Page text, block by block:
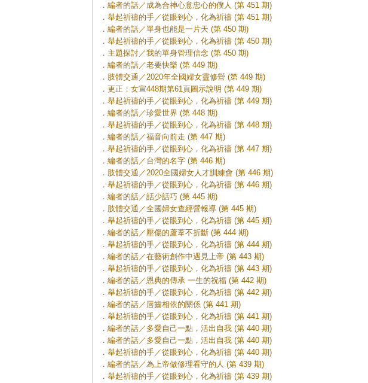
． 編者的話／成為合神心意忠心的僕人 (第 451 期)
． 舉起祈禱的手／從眼到心，化為祈禱 (第 451 期)
． 編者的話／單身也能是一片天 (第 450 期)
． 舉起祈禱的手／從眼到心，化為祈禱 (第 450 期)
． 主題探討／我的單身管理信念 (第 450 期)
． 編者的話／老要快樂 (第 449 期)
． 肢體交通／2020年全國婦女靈修營 (第 449 期)
． 更正：女宣448期第61頁圖示說明 (第 449 期)
． 舉起祈禱的手／從眼到心，化為祈禱 (第 449 期)
． 編者的話／珍愛世界 (第 448 期)
． 舉起祈禱的手／從眼到心，化為祈禱 (第 448 期)
． 編者的話／福音向前走 (第 447 期)
． 舉起祈禱的手／從眼到心，化為祈禱 (第 447 期)
． 編者的話／台灣的名字 (第 446 期)
． 肢體交通／2020全國婦女人才訓練會 (第 446 期)
． 舉起祈禱的手／從眼到心，化為祈禱 (第 446 期)
． 編者的話／話少話巧 (第 445 期)
． 肢體交通／全國婦女查經營報導 (第 445 期)
． 舉起祈禱的手／從眼到心，化為祈禱 (第 445 期)
． 編者的話／壓傷的蘆葦不折斷 (第 444 期)
． 舉起祈禱的手／從眼到心，化為祈禱 (第 444 期)
． 編者的話／在藝術創作中遇見上帝 (第 443 期)
． 舉起祈禱的手／從眼到心，化為祈禱 (第 443 期)
． 編者的話／恩典的傳承 一生的祝福 (第 442 期)
． 舉起祈禱的手／從眼到心，化為祈禱 (第 442 期)
． 編者的話／唇齒相依的關係 (第 441 期)
． 舉起祈禱的手／從眼到心，化為祈禱 (第 441 期)
． 編者的話／多愛自己一點，活出自我 (第 440 期)
． 編者的話／多愛自己一點，活出自我 (第 440 期)
． 舉起祈禱的手／從眼到心，化為祈禱 (第 440 期)
． 編者的話／為上帝做修理看守的人 (第 439 期)
． 舉起祈禱的手／從眼到心，化為祈禱 (第 439 期)